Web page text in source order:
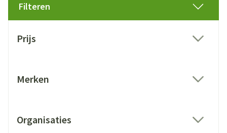
Filteren
Prijs
Merken
Organisaties